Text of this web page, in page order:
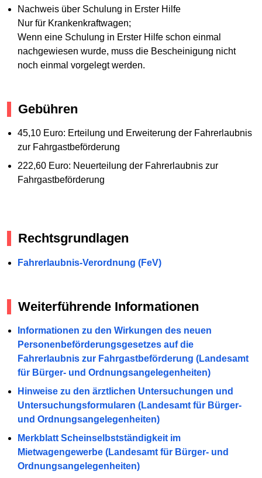
Nachweis über Schulung in Erster Hilfe
Nur für Krankenkraftwagen;
Wenn eine Schulung in Erster Hilfe schon einmal
nachgewiesen wurde, muss die Bescheinigung nicht
noch einmal vorgelegt werden.
Gebühren
45,10 Euro: Erteilung und Erweiterung der Fahrerlaubnis
zur Fahrgastbeförderung
222,60 Euro: Neuerteilung der Fahrerlaubnis zur
Fahrgastbeförderung
Rechtsgrundlagen
Fahrerlaubnis-Verordnung (FeV)
Weiterführende Informationen
Informationen zu den Wirkungen des neuen
Personenbeförderungsgesetzes auf die
Fahrerlaubnis zur Fahrgastbeförderung (Landesamt
für Bürger- und Ordnungsangelegenheiten)
Hinweise zu den ärztlichen Untersuchungen und
Untersuchungsformularen (Landesamt für Bürger-
und Ordnungsangelegenheiten)
Merkblatt Scheinselbstständigkeit im
Mietwagengewerbe (Landesamt für Bürger- und
Ordnungsangelegenheiten)